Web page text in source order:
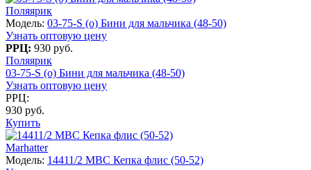
Поляярик
Модель: 03-75-S (о) Бини для мальчика (48-50)
Узнать оптовую цену
РРЦ: 930 руб.
Поляярик
03-75-S (о) Бини для мальчика (48-50)
Узнать оптовую цену
РРЦ:
930 руб.
Купить
Marhatter
Модель: 14411/2 MBC Кепка флис (50-52)